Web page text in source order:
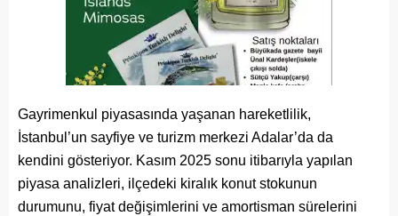
Gayrimenkul piyasasında yaşanan hareketlilik,
İstanbul’un sayfiye ve turizm merkezi Adalar’da da
kendini gösteriyor. Kasım 2025 sonu itibarıyla yapılan
piyasa analizleri, ilçedeki kiralık konut stokunun
durumunu, fiyat değişimlerini ve amortisman sürelerini